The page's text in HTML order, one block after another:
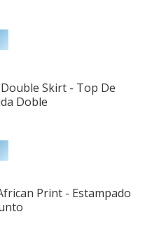
options
may
chosen
on
multiple
variants.
options
may
chosen
on
Skirt - Top De
Doble
multiple
Print - Estampado